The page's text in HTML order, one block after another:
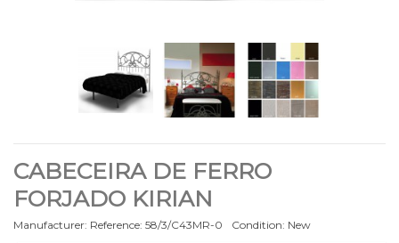
CABECEIRA DE FERRO
FORJADO KIRIAN
Manufacturer: Reference: 58/3/C43MR-0 Condition: New